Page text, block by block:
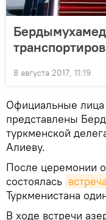
8 августа 2017, 11:19
Официальные
представлены
туркменской
Алиеву.
После церемонии
состоялась
Туркменистана
В ходе встречи